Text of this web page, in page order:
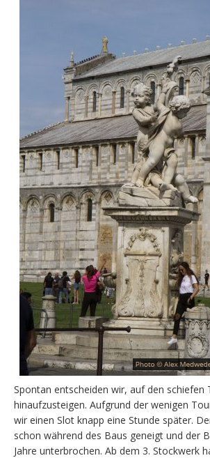
Spontan entscheiden wir, auf den schiefen
hinaufzusteigen. Aufgrund der wenigen
wir einen Slot knapp eine Stunde später.
schon während des Baus geneigt und der
Jahre unterbrochen. Ab dem 3. Stockwerk